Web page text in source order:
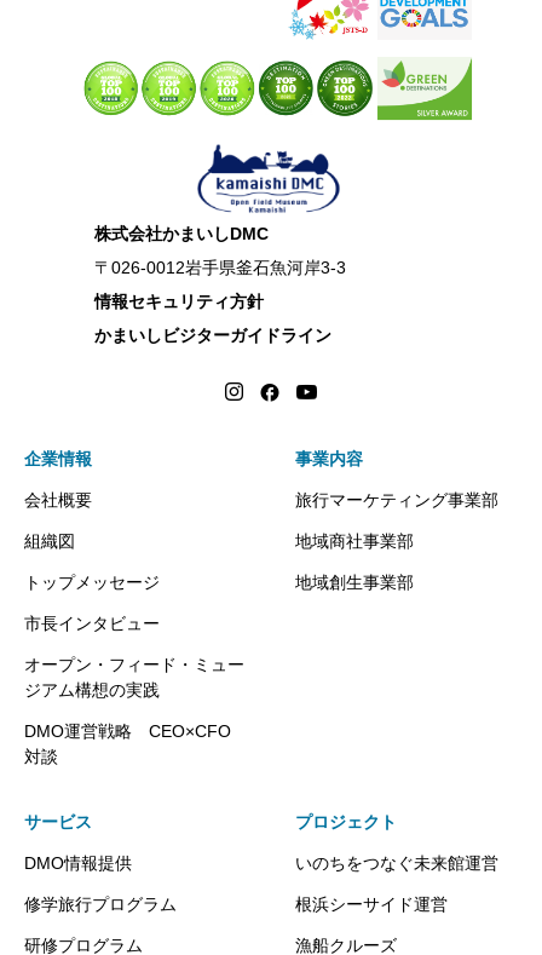
株式会社かまいしDMC
〒026-0012岩手県釜石魚河岸3-3
情報セキュリティ方針
かまいしビジターガイドライン
企業情報
会社概要
組織図
トップメッセージ
市長インタビュー
オープン・フィード・ミュー
ジアム構想の実践
DMO運営戦略 CEO×CFO
対談
事業内容
旅行マーケティング事業部
地域商社事業部
地域創生事業部
サービス
DMO情報提供
修学旅行プログラム
研修プログラム
プロジェクト
いのちをつなぐ未来館運営
根浜シーサイド運営
漁船クルーズ